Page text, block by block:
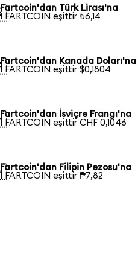
Fartcoin'dan Türk Lirası'na
1 FARTCOIN eşittir ₺6,14
Fartcoin'dan Kanada Doları'na
1 FARTCOIN eşittir $0,1804
Fartcoin'dan İsviçre Frangı'na
1 FARTCOIN eşittir CHF 0,1046
Fartcoin'dan Filipin Pezosu'na
1 FARTCOIN eşittir ₱7,82